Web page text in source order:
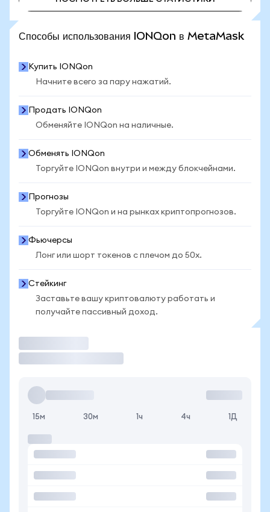
Способы использования IONQon в MetaMask
Купить IONQon
Начните всего за пару нажатий.
Продать IONQon
Обменяйте IONQon на наличные.
Обменять IONQon
Торгуйте IONQon внутри и между блокчейнами.
Прогнозы
Торгуйте IONQon и на рынках криптопрогнозов.
Фьючерсы
Лонг или шорт токенов с плечом до 50x.
Стейкинг
Заставьте вашу криптовалюту работать и
получайте пассивный доход.
15м 30м 1ч 4ч 1Д